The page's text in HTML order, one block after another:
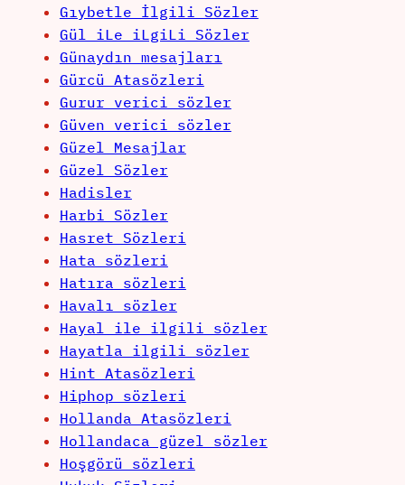
Gıybetle İlgili Sözler
Gül iLe iLgiLi Sözler
Günaydın mesajları
Gürcü Atasözleri
Gurur verici sözler
Güven verici sözler
Güzel Mesajlar
Güzel Sözler
Hadisler
Harbi Sözler
Hasret Sözleri
Hata sözleri
Hatıra sözleri
Havalı sözler
Hayal ile ilgili sözler
Hayatla ilgili sözler
Hint Atasözleri
Hiphop sözleri
Hollanda Atasözleri
Hollandaca güzel sözler
Hoşgörü sözleri